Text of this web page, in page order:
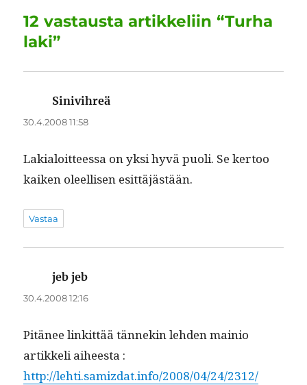
o
o
k
I
n
p
p
a
m
12 vastausta artikkeliin “Turha
laki”
Sinivihreä
30.4.2008 11:58
Lakialoit­teessa on yksi hyvä puoli. Se ker­too
kaiken oleel­lisen esittäjästään.
Vastaa
jeb jeb
30.4.2008 12:16
Pitänee linkit­tää tän­nekin lehden mainio
artikke­li aiheesta :
http://lehti.samizdat.info/2008/04/24/2312/